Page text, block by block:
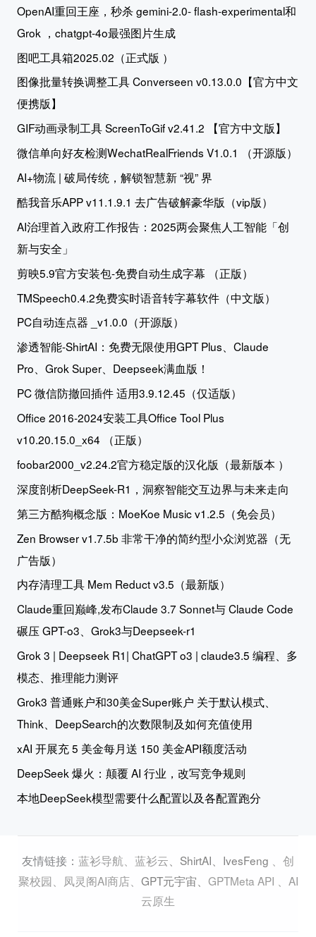
OpenAI重回王座，秒杀 gemini-2.0- flash-experimental和
Grok ，chatgpt-4o最强图片生成
图吧工具箱2025.02（正式版 ）
图像批量转换调整工具 Converseen v0.13.0.0【官方中文
便携版】
GIF动画录制工具 ScreenToGif v2.41.2 【官方中文版】
微信单向好友检测WechatRealFriends V1.0.1 （开源版）
AI+物流 | 破局传统，解锁智慧新 “视” 界
酷我音乐APP v11.1.9.1 去广告破解豪华版（vip版）
AI治理首入政府工作报告：2025两会聚焦人工智能「创
新与安全」
剪映5.9官方安装包-免费自动生成字幕 （正版）
TMSpeech0.4.2免费实时语音转字幕软件（中文版）
PC自动连点器 _v1.0.0（开源版）
渗透智能-ShirtAI：免费无限使用GPT Plus、Claude
Pro、Grok Super、Deepseek满血版！
PC 微信防撤回插件 适用3.9.12.45（仅适版）
Office 2016-2024安装工具Office Tool Plus
v10.20.15.0_x64 （正版）
foobar2000_v2.24.2官方稳定版的汉化版（最新版本 ）
深度剖析DeepSeek-R1，洞察智能交互边界与未来走向
第三方酷狗概念版：MoeKoe Music v1.2.5（免会员）
Zen Browser v1.7.5b 非常干净的简约型小众浏览器（无
广告版）
内存清理工具 Mem Reduct v3.5（最新版）
Claude重回巅峰,发布Claude 3.7 Sonnet与 Claude Code
碾压 GPT-o3、Grok3与Deepseek-r1
Grok 3 | Deepseek R1| ChatGPT o3 | claude3.5 编程、多
模态、推理能力测评
Grok3 普通账户和30美金Super账户 关于默认模式、
Think、DeepSearch的次数限制及如何充值使用
xAI 开展充 5 美金每月送 150 美金API额度活动
DeepSeek 爆火：颠覆 AI 行业，改写竞争规则
本地DeepSeek模型需要什么配置以及各配置跑分
友情链接： 蓝衫导航、 蓝衫云、 ShirtAI、 IvesFeng 、 创
聚校园、 凤灵阁AI商店、 GPT元宇宙、 GPTMeta API 、 AI
云原生